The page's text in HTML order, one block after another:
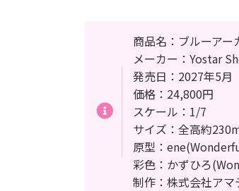
商品名：ブルーア
メーカー：Yostar
発売日：2027年5月
価格：24,800円
スケール：1/7
サイズ：全高約
原型：
彩色：かずひろ
制作：株式会社アマ